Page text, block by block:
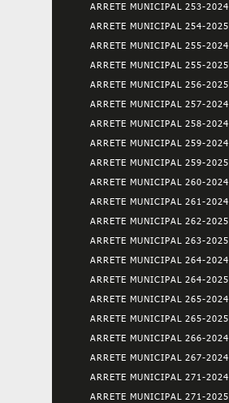
ARRETE MUNICIPAL 253-2024
ARRETE MUNICIPAL 254-2025
ARRETE MUNICIPAL 255-2024
ARRETE MUNICIPAL 255-2025
ARRETE MUNICIPAL 256-2025
ARRETE MUNICIPAL 257-2024
ARRETE MUNICIPAL 258-2024
ARRETE MUNICIPAL 259-2024
ARRETE MUNICIPAL 259-2025
ARRETE MUNICIPAL 260-2024
ARRETE MUNICIPAL 261-2024
ARRETE MUNICIPAL 262-2025
ARRETE MUNICIPAL 263-2025
ARRETE MUNICIPAL 264-2024
ARRETE MUNICIPAL 264-2025
ARRETE MUNICIPAL 265-2024
ARRETE MUNICIPAL 265-2025
ARRETE MUNICIPAL 266-2024
ARRETE MUNICIPAL 267-2024
ARRETE MUNICIPAL 271-2024
ARRETE MUNICIPAL 271-2025